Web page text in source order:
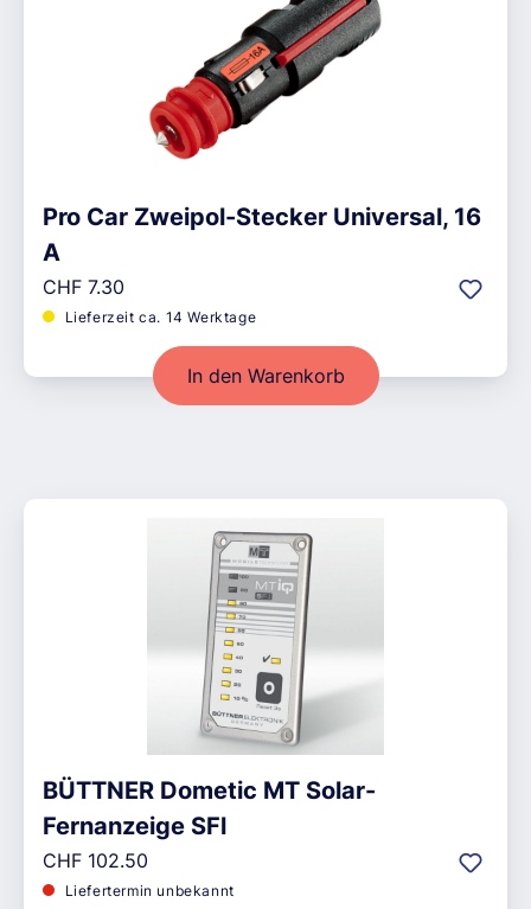
Pro Car Zweipol-Stecker Universal, 16
A
Regulärer Preis:
CHF 7.30
Lieferzeit ca. 14 Werktage
In den Warenkorb
BÜTTNER Dometic MT Solar-
Fernanzeige SFl
Regulärer Preis:
CHF 102.50
Liefertermin unbekannt